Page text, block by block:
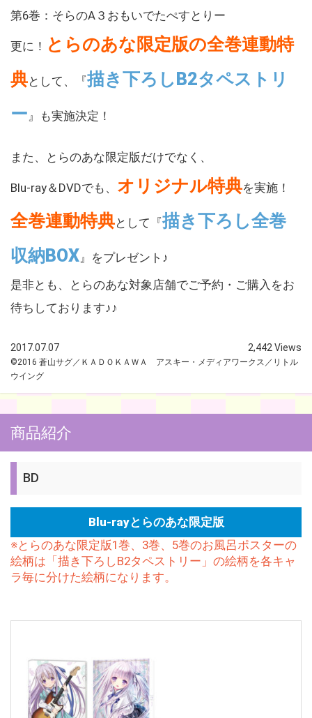
第6巻：そらのA３おもいでたぺすとりー
更に！ とらのあな限定版の全巻連動特
典として、『描き下ろしB2タペストリ
ー 』も実施決定！
また、とらのあな限定版だけでなく、
Blu-ray＆DVDでも、 オリジナル特典を実施！
全巻連動特典として『描き下ろし全巻
収納BOX 』をプレゼント♪
是非とも、とらのあな対象店舗でご予約・ご購入をお
待ちしております♪♪
2017.07.07 2,442 Views
©2016 蒼山サグ／ＫＡＤＯＫＡＷＡ アスキー・メディアワークス／リトル
ウイング
商品紹介
BD
Blu-rayとらのあな限定版
※とらのあな限定版1巻、3巻、5巻のお風呂ポスターの
絵柄は「描き下ろしB2タペストリー」の絵柄を各キャ
ラ毎に分けた絵柄になります。